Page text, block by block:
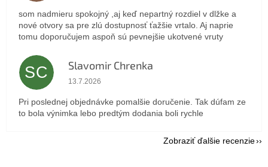
som nadmieru spokojný ,aj keď nepartný rozdiel v dlžke a
nové otvory sa pre zlú dostupnosť ťažšie vrtalo. Aj naprie
tomu doporučujem aspoň sú pevnejšie ukotvené vruty
SC Slavomir Chrenka
Hodnotenie obchodu je 5 z 5 hviezdičiek.
13.7.2026
Pri poslednej objednávke pomalšie doručenie. Tak dúfam ze
to bola výnimka lebo predtým dodania boli rychle
Zobraziť ďalšie recenzie